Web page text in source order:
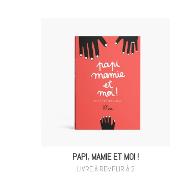
PAPI, MAMIE ET MOI !
LIVRE À REMPLIR À 2